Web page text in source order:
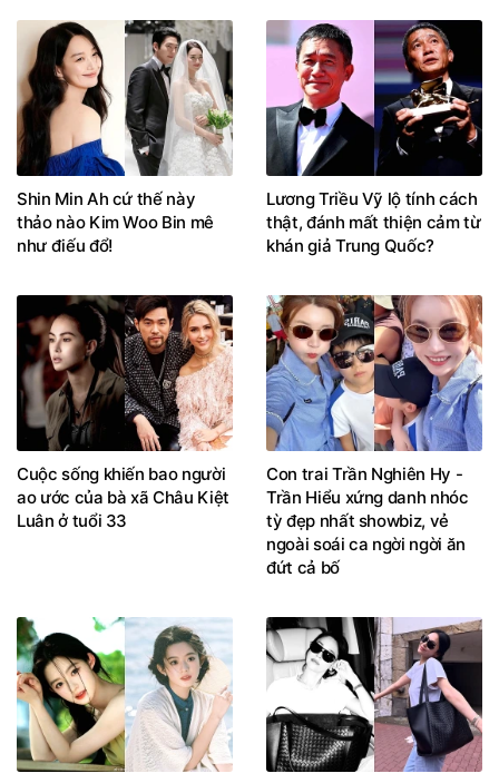
Shin Min Ah cứ thế này
thảo nào Kim Woo Bin mê
như điếu đổ!
Lương Triều Vỹ lộ tính cách
thật, đánh mất thiện cảm từ
khán giả Trung Quốc?
Cuộc sống khiến bao người
ao ước của bà xã Châu Kiệt
Luân ở tuổi 33
Con trai Trần Nghiên Hy -
Trần Hiểu xứng danh nhóc
tỳ đẹp nhất showbiz, vẻ
ngoài soái ca ngời ngời ăn
đứt cả bố